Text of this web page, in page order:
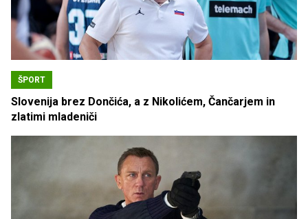
ŠPORT
Slovenija brez Dončića, a z Nikolićem, Čančarjem in
zlatimi mladeniči